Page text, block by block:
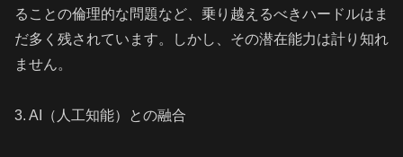
ることの倫理的な問題など、乗り越えるべきハードルはま
だ多く残されています。しかし、その潜在能力は計り知れ
ません。
3. AI（人工知能）との融合